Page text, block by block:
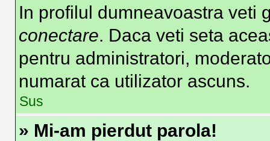
In profilul dumneavoastra veti
conectare. Daca veti seta
pentru administratori,
numarat ca utilizator ascuns.
Sus
» Mi-am pierdut parola!